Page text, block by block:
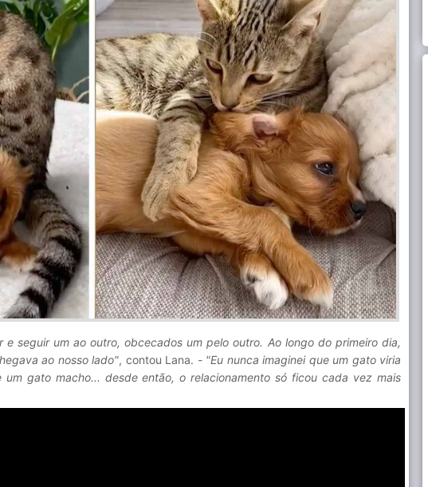
seguir um ao outro, obcecados um pelo outro. Ao longo do primeiro dia,
ao nosso lado", contou Lana. - "Eu nunca imaginei que um gato viria
gato macho... desde então, o relacionamento só ficou cada vez mais